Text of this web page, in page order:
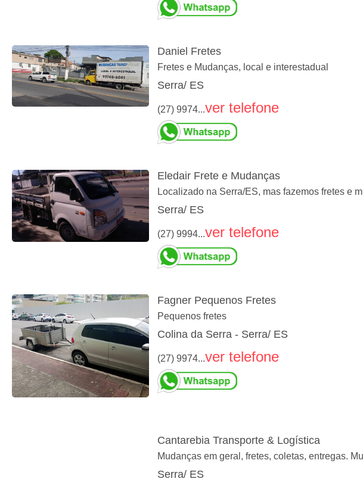
Daniel Fretes
Fretes e Mudanças, local e interestadual
Serra/ ES
(27) 9974...ver telefone
Eledair Frete e Mudanças
Localizado na Serra/ES, mas fazemos fretes e
Serra/ ES
(27) 9994...ver telefone
Fagner Pequenos Fretes
Pequenos fretes
Colina da Serra - Serra/ ES
(27) 9974...ver telefone
Cantarebia Transporte & Logística
Mudanças em geral, fretes, coletas, entregas.
Serra/ ES